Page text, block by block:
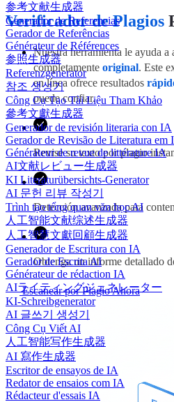
参考文献生成器
Generador de Referencias
Gerador de Referências
Générateur de Références
参照生成器
Referenzgenerator
참조 생성기
Công Cụ Tạo Tài Liệu Tham Khảo
參考文獻生成器
Generador de revisión literaria con IA
Gerador de Revisão de Literatura em
Générateur de revue de littérature IA
AI文献レビュー生成器
KI Literaturübersichts-Generator
AI 문헌 리뷰 작성기
Trình tạo tổng quan văn học AI
人工智能文献综述生成器
人工智慧文獻回顧生成器
Generador de Escritura con IA
Gerador de Escrita AI
Générateur de rédaction IA
AIライティングジェネレーター
KI-Schreibgenerator
AI 글쓰기 생성기
Công Cụ Viết AI
人工智能写作生成器
AI 寫作生成器
Escritor de ensayos de IA
Redator de ensaios com IA
Rédacteur d'essais IA
Verificador de Plagios
Nuestra herramienta le ayuda a
completamente original. Este
en línea ofrece resultados
puede confiar.
Revise su texto por plagio
Detección avanzada para
Obtenga un informe detallado
Escanear por Plagio Ahora